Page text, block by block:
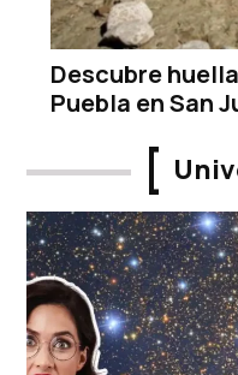
Descubre
Puebla en San